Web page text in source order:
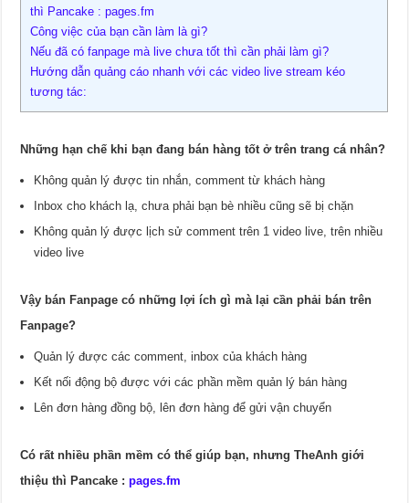
thì Pancake : pages.fm
Công việc của bạn cần làm là gì?
Nếu đã có fanpage mà live chưa tốt thì cần phải làm gì?
Hướng dẫn quảng cáo nhanh với các video live stream kéo
tương tác:
Những hạn chế khi bạn đang bán hàng tốt ở trên trang cá nhân?
Không quản lý được tin nhắn, comment từ khách hàng
Inbox cho khách lạ, chưa phải bạn bè nhiều cũng sẽ bị chặn
Không quản lý được lịch sử comment trên 1 video live, trên nhiều
video live
Vậy bán Fanpage có những lợi ích gì mà lại cần phải bán trên
Fanpage?
Quản lý được các comment, inbox của khách hàng
Kết nối động bộ được với các phần mềm quản lý bán hàng
Lên đơn hàng đồng bộ, lên đơn hàng để gửi vận chuyển
Có rất nhiều phần mềm có thể giúp bạn, nhưng TheAnh giới
thiệu thì Pancake :pages.fm